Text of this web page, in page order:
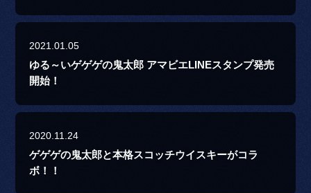
2021.01.05
ゆる～いゲゲゲの鬼太郎 アマビエLINEスタンプ発売
開始！
2020.11.24
ゲゲゲの鬼太郎と本格スコッチウイスキーがコラ
ボ！！